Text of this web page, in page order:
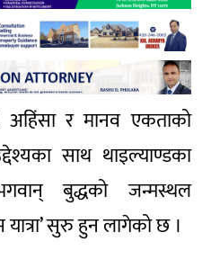
अहिंसा र मानव एकताको
साथ थाइल्याण्डका
बुद्धको जन्मस्थल
सुरु हुन लागेको छ ।